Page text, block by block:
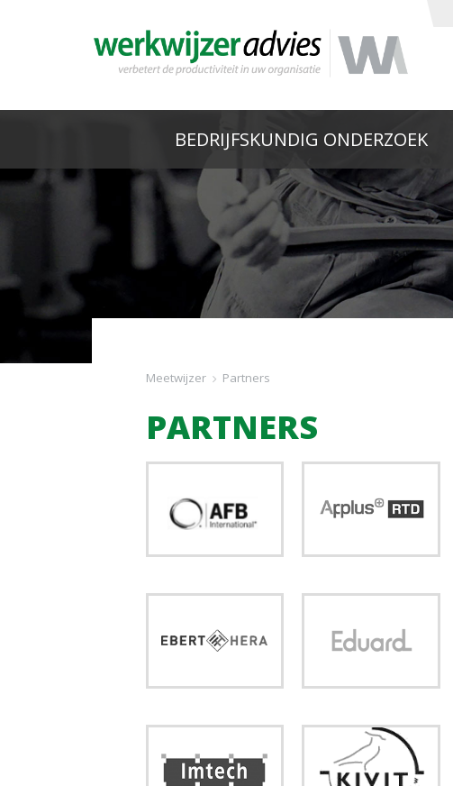
BEDRIJFSKUNDIG ONDERZOEK
Meetwijzer > Partners
PARTNERS